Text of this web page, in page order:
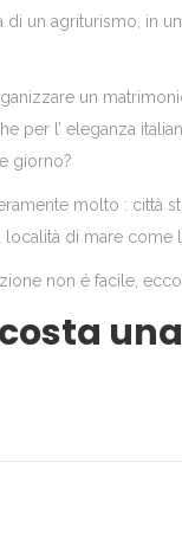
di un agriturismo, in
un
per l’ eleganza
giorno?
molto : città
località di mare come
non é facile,